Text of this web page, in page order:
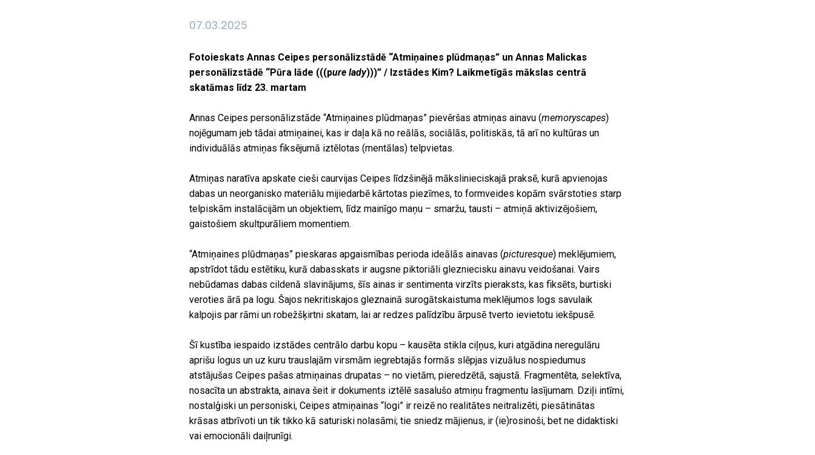
07.03.2025
Fotoieskats Annas Ceipes personālizstādē “Atmiņaines plūdmaņas” un Annas Malickas
personālizstādē “Pūra lāde (((pure lady)))” / Izstādes Kim? Laikmetīgās mākslas centrā
skatāmas līdz 23. martam
Annas Ceipes personālizstāde “Atmiņaines plūdmaņas” pievēršas atmiņas ainavu (memoryscapes)
nojēgumam jeb tādai atmiņainei, kas ir daļa kā no reālās, sociālās, politiskās, tā arī no kultūras un
individuālās atmiņas fiksējumā iztēlotas (mentālas) telpvietas.
Atmiņas naratīva apskate cieši caurvijas Ceipes līdzšinējā mākslinieciskajā praksē, kurā apvienojas
dabas un neorganisko materiālu mijiedarbē kārtotas piezīmes, to formveides kopām svārstoties starp
telpiskām instalācijām un objektiem, līdz mainīgo maņu – smaržu, tausti – atmiņā aktivizējošiem,
gaistošiem skultpurāliem momentiem.
“Atmiņaines plūdmaņas” pieskaras apgaismības perioda ideālās ainavas (picturesque) meklējumiem,
apstrīdot tādu estētiku, kurā dabasskats ir augsne piktoriāli glezniecisku ainavu veidošanai. Vairs
nebūdamas dabas cildenā slavinājums, šīs ainas ir sentimenta virzīts pieraksts, kas fiksēts, burtiski
veroties ārā pa logu. Šajos nekritiskajos gleznainā surogātskaistuma meklējumos logs savulaik
kalpojis par rāmi un robežšķirtni skatam, lai ar redzes palīdzību ārpusē tverto ievietotu iekšpusē.
Šī kustība iespaido izstādes centrālo darbu kopu – kausēta stikla ciļņus, kuri atgādina neregulāru
aprišu logus un uz kuru trauslajām virsmām iegrebtajās formās slēpjas vizuālus nospiedumus
atstājušas Ceipes pašas atmiņainas drupatas – no vietām, pieredzētā, sajustā. Fragmentēta, selektīva,
nosacīta un abstrakta, ainava šeit ir dokuments iztēlē sasalušo atmiņu fragmentu lasījumam. Dziļi intīmi,
nostalģiski un personiski, Ceipes atmiņainas “logi” ir reizē no realitātes neitralizēti, piesātinātas
krāsas atbrīvoti un tik tikko kā saturiski nolasāmi; tie sniedz mājienus, ir (ie)rosinoši, bet ne didaktiski
vai emocionāli daiļrunīgi.